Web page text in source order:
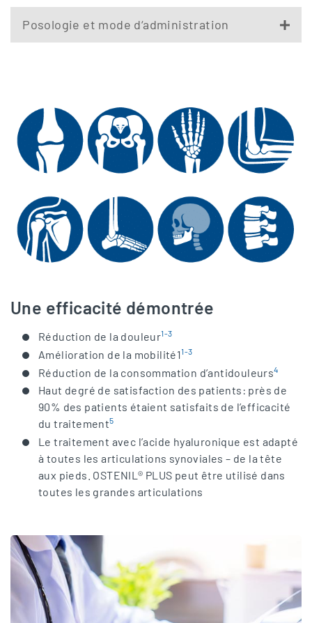
Posologie et mode d‘administration
Une efficacité démontrée
Réduction de la douleur1-3
Amélioration de la mobilité11-3
Réduction de la consommation d’antidouleurs4
Haut degré de satisfaction des patients: près de
90% des patients étaient satisfaits de l’efficacité
du traitement5
Le traitement avec l’acide hyaluronique est adapté
à toutes les articulations synoviales – de la tête
aux pieds. OSTENIL® PLUS peut être utilisé dans
toutes les grandes articulations